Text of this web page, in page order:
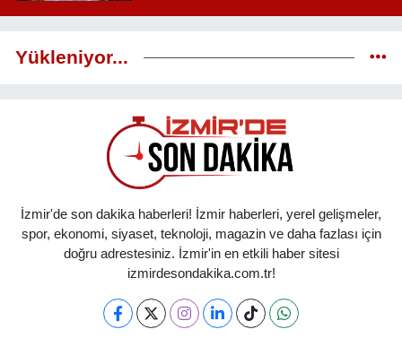
Yükleniyor...
İzmir'de son dakika haberleri! İzmir haberleri, yerel gelişmeler,
spor, ekonomi, siyaset, teknoloji, magazin ve daha fazlası için
doğru adrestesiniz. İzmir'in en etkili haber sitesi
izmirdesondakika.com.tr!